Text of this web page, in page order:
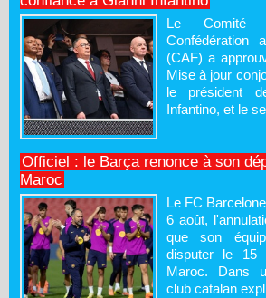
Le Comité
Confédération
(CAF) a
Mise à jour
le président
Infantino, et le
Officiel : le Barça renonce à son
Maroc
Le FC
6 août,
que son
disputer le 15
Maroc. Dans
club catalan